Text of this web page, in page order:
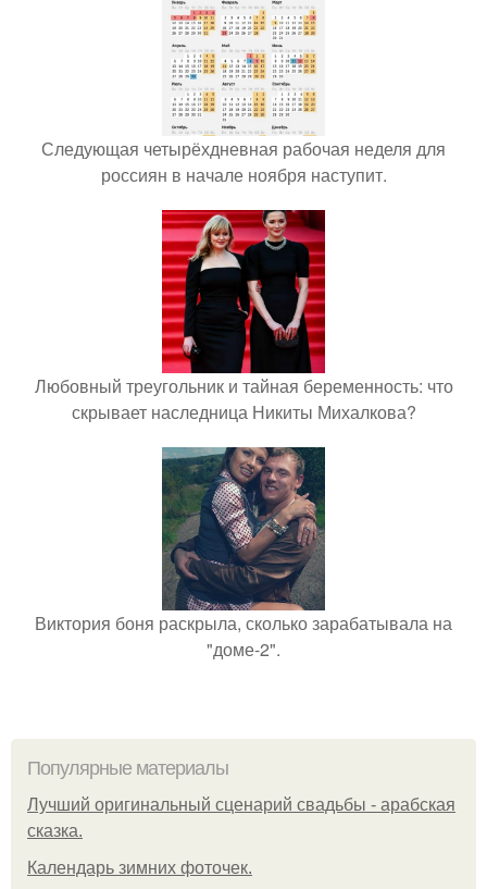
Следующая четырёхдневная рабочая неделя для
россиян в начале ноября наступит.
Любовный треугольник и тайная беременность: что
скрывает наследница Никиты Михалкова?
Виктория боня раскрыла, сколько зарабатывала на
"доме-2".
Популярные материалы
Лучший оригинальный сценарий свадьбы - арабская
сказка.
Календарь зимних фоточек.